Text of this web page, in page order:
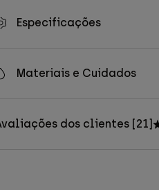
Especificações
Materiais e Cuidados
dos clientes [21]